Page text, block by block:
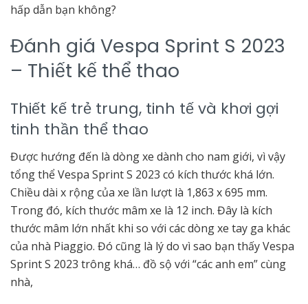
hấp dẫn bạn không?
Đánh giá Vespa Sprint S 2023
– Thiết kế thể thao
Thiết kế trẻ trung, tinh tế và khơi gợi
tinh thần thể thao
Được hướng đến là dòng xe dành cho nam giới, vì vậy
tổng thể Vespa Sprint S 2023 có kích thước khá lớn.
Chiều dài x rộng của xe lần lượt là 1,863 x 695 mm.
Trong đó, kích thước mâm xe là 12 inch. Đây là kích
thước mâm lớn nhất khi so với các dòng xe tay ga khác
của nhà Piaggio. Đó cũng là lý do vì sao bạn thấy Vespa
Sprint S 2023 trông khá… đồ sộ với “các anh em” cùng
nhà,